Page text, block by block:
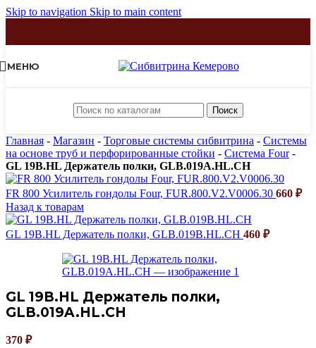
Skip to navigation Skip to main content
МЕНЮ
Поиск
Главная - Магазин - Торговые системы сибвитрина - Системы
на основе труб и перфорированные стойки - Система Four-
GL 19B.HL Держатель полки, GLB.019A.HL.CH
FR 800 Усилитель гондолы Four, FUR.800.V2.V0006.30 660 ₽
Назад к товарам
GL 19B.HL Держатель полки, GLB.019B.HL.CH 460 ₽
GL 19B.HL Держатель полки,
GLB.019A.HL.CH
370 ₽